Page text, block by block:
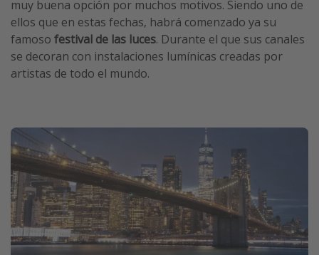
muy buena opción por muchos motivos. Siendo uno de
ellos que en estas fechas, habrá comenzado ya su
famoso festival de las luces. Durante el que sus canales
se decoran con instalaciones lumínicas creadas por
artistas de todo el mundo.